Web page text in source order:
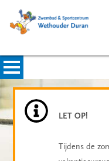
LET OP!
Tijdens de